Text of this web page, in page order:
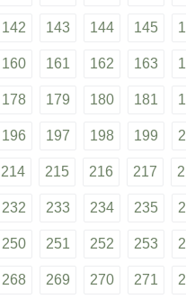
142 143 144 145
160 161 162 163
178 179 180 181
196 197 198 199
214 215 216 217
232 233 234 235
250 251 252 253
268 269 270 271